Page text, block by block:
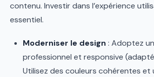
contenu. Investir dans l’expérience
essentiel.
Moderniser le design : Adoptez
professionnel et responsive
Utilisez des couleurs cohérentes et